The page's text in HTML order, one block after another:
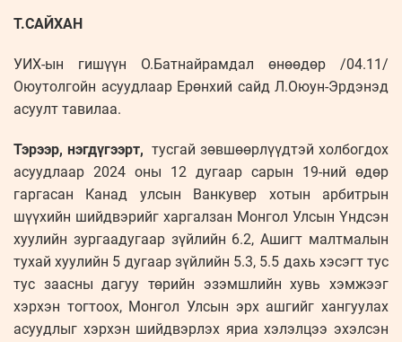
Т.САЙХАН
УИХ-ын гишүүн О.Батнайрамдал өнөөдөр /04.11/
Оюутолгойн асуудлаар Ерөнхий сайд Л.Оюун-Эрдэнэд
асуулт тавилаа.
Тэрээр, нэгдүгээрт, тусгай зөвшөөрлүүдтэй холбогдох
асуудлаар 2024 оны 12 дугаар сарын 19-ний өдөр
гаргасан Канад улсын Ванкувер хотын арбитрын
шүүхийн шийдвэрийг харгалзан Монгол Улсын Үндсэн
хуулийн зургаадугаар зүйлийн 6.2, Ашигт малтмалын
тухай хуулийн 5 дугаар зүйлийн 5.3, 5.5 дахь хэсэгт тус
тус заасны дагуу төрийн эзэмшлийн хувь хэмжээг
хэрхэн тогтоох, Монгол Улсын эрх ашгийг хангуулах
асуудлыг хэрхэн шийдвэрлэх яриа хэлэлцээ эхэлсэн